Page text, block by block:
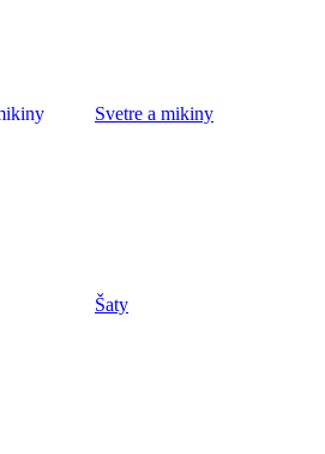
Svetre a mikiny
Šaty